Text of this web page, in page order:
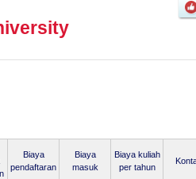
Biaya
pendaftaran
Biaya
masuk
Biaya kuliah
per tahun